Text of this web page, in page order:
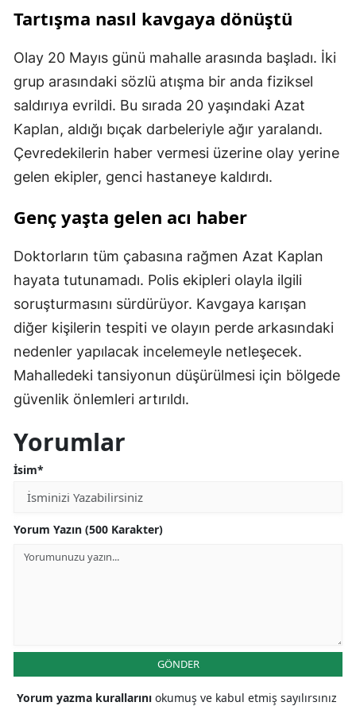
Tartışma nasıl kavgaya dönüştü
Olay 20 Mayıs günü mahalle arasında başladı. İki
grup arasındaki sözlü atışma bir anda fiziksel
saldırıya evrildi. Bu sırada 20 yaşındaki Azat
Kaplan, aldığı bıçak darbeleriyle ağır yaralandı.
Çevredekilerin haber vermesi üzerine olay yerine
gelen ekipler, genci hastaneye kaldırdı.
Genç yaşta gelen acı haber
Doktorların tüm çabasına rağmen Azat Kaplan
hayata tutunamadı. Polis ekipleri olayla ilgili
soruşturmasını sürdürüyor. Kavgaya karışan
diğer kişilerin tespiti ve olayın perde arkasındaki
nedenler yapılacak incelemeyle netleşecek.
Mahalledeki tansiyonun düşürülmesi için bölgede
güvenlik önlemleri artırıldı.
Yorumlar
İsim*
Yorum Yazın (500 Karakter)
GÖNDER
Yorum yazma kurallarını okumuş ve kabul etmiş sayılırsınız